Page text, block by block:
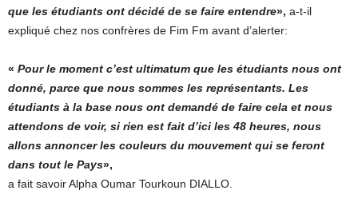
que les étudiants ont décidé de se faire entendre», a-t-il
expliqué chez nos confrères de Fim Fm avant d’alerter:
« Pour le moment c’est ultimatum que les étudiants nous ont
donné, parce que nous sommes les représentants. Les
étudiants à la base nous ont demandé de faire cela et nous
attendons de voir, si rien est fait d’ici les 48 heures, nous
allons annoncer les couleurs du mouvement qui se feront
dans tout le Pays»,
a fait savoir Alpha Oumar Tourkoun DIALLO.